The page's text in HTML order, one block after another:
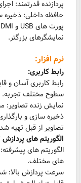
نمایشگرهای بزرگتر.
نرم افزار:
رابط کاربری:
رابط کاربری آسان و
ذخیره سازی و
تصاویر از قبل تهیه
الگوریتم های
الگوریتم های